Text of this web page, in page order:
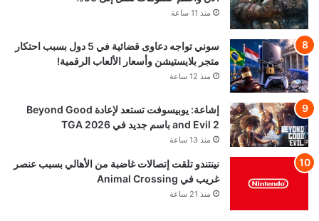
منذ 11 ساعة
سوني تواجه دعاوى قضائية في 5 دول بسبب احتكار
متجر بلايستيشن وأسعار الألعاب الرقمية!
منذ 12 ساعة
إشاعة: يوبيسوفت تستعد لإعادة Beyond Good
and Evil 2 باسم جديد في TGA 2026
منذ 13 ساعة
نينتندو تلقت إتصالات غاضبة من الأهالي بسبب عنصر
غريب في Animal Crossing
منذ 21 ساعة